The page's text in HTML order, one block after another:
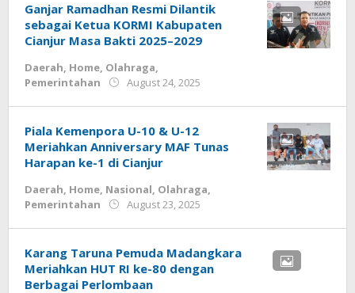
Ganjar Ramadhan Resmi Dilantik
sebagai Ketua KORMI Kabupaten
Cianjur Masa Bakti 2025–2029
Daerah, Home, Olahraga,
Pemerintahan
August 24, 2025
Piala Kemenpora U-10 & U-12
Meriahkan Anniversary MAF Tunas
Harapan ke-1 di Cianjur
Daerah, Home, Nasional, Olahraga,
Pemerintahan
August 23, 2025
Karang Taruna Pemuda Madangkara
Meriahkan HUT RI ke-80 dengan
Berbagai Perlombaan